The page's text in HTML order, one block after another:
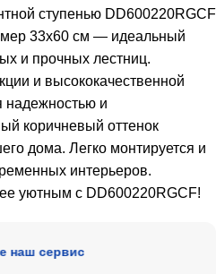
ступенью DD600220RGCF
33х60 см — идеальный
и прочных лестниц.
и высококачественной
надежностью и
коричневый оттенок
дома. Легко монтируется и
интерьеров.
уютным с DD600220RGCF!
сервис